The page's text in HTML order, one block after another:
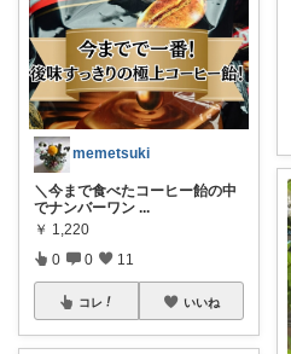
memetsuki
＼今まで食べたコーヒー飴の中
でナンバーワン ...
￥ 1,220
0 0 11
コレ いいね